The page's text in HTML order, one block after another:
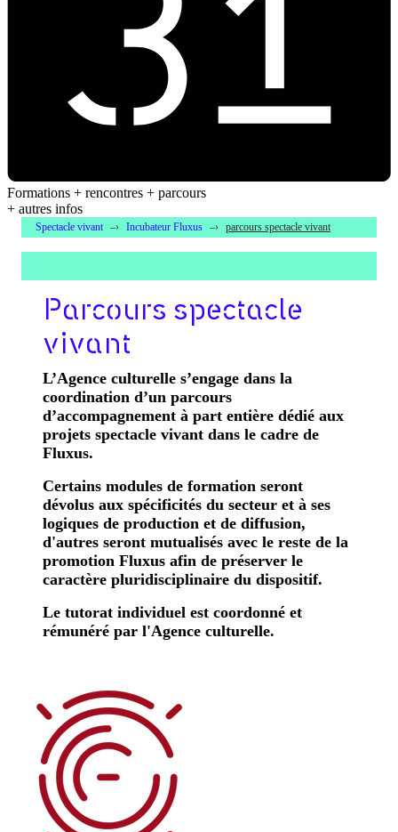
Formations + rencontres + parcours
+ autres infos
Spectacle vivant Incubateur Fluxus parcours spectacle vivant
Parcours spectacle
vivant
L’Agence culturelle s’engage dans la
coordination d’un parcours
d’accompagnement à part entière dédié aux
projets spectacle vivant dans le cadre de
Fluxus.
Certains modules de formation seront
dévolus aux spécificités du secteur et à ses
logiques de production et de diffusion,
d'autres seront mutualisés avec le reste de la
promotion Fluxus afin de préserver le
caractère pluridisciplinaire du dispositif.
Le tutorat individuel est coordonné et
rémunéré par l'Agence culturelle.